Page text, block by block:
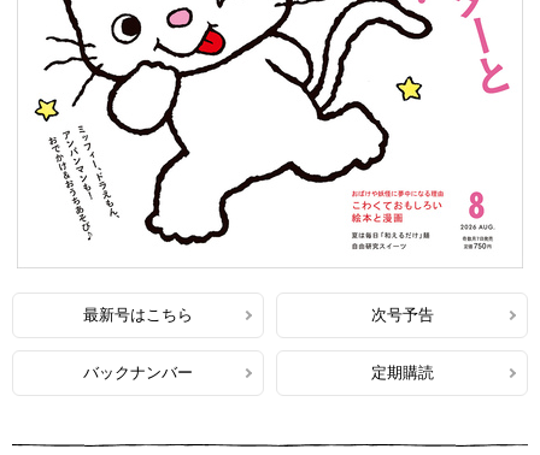
最新号はこちら 次号予告
バックナンバー 定期購読